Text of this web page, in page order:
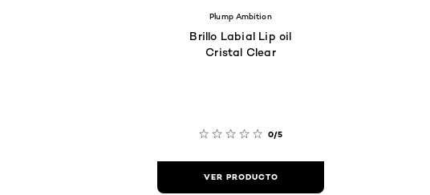
Plump Ambition
Brillo Labial Lip oil
Cristal Clear
0/5
VER PRODUCTO